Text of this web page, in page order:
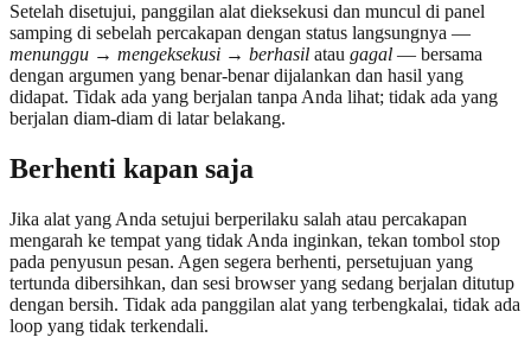
Setelah disetujui, panggilan alat dieksekusi dan muncul di panel
samping di sebelah percakapan dengan status langsungnya —
menunggu → mengeksekusi → berhasil atau gagal — bersama
dengan argumen yang benar-benar dijalankan dan hasil yang
didapat. Tidak ada yang berjalan tanpa Anda lihat; tidak ada yang
berjalan diam-diam di latar belakang.
Berhenti kapan saja
Jika alat yang Anda setujui berperilaku salah atau percakapan
mengarah ke tempat yang tidak Anda inginkan, tekan tombol stop
pada penyusun pesan. Agen segera berhenti, persetujuan yang
tertunda dibersihkan, dan sesi browser yang sedang berjalan ditutup
dengan bersih. Tidak ada panggilan alat yang terbengkalai, tidak ada
loop yang tidak terkendali.